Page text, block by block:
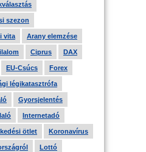
szezon
vita Arany elemzése
Ciprus DAX
EU-Csúcs Forex
légikatasztrófa
Gyorsjelentés
Internetadó
ötlet Koronavírus
Lottó